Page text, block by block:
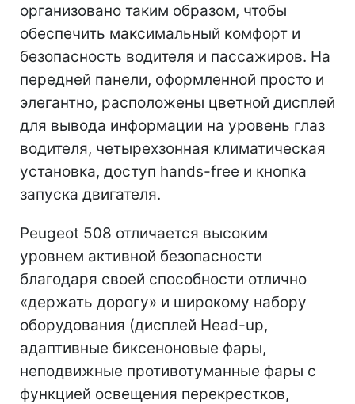
организовано таким образом, чтобы
обеспечить максимальный комфорт и
безопасность водителя и пассажиров. На
передней панели, оформленной просто и
элегантно, расположены цветной дисплей
для вывода информации на уровень глаз
водителя, четырехзонная климатическая
установка, доступ hands-free и кнопка
запуска двигателя.
Peugeot 508 отличается высоким
уровнем активной безопасности
благодаря своей способности отлично
«держать дорогу» и широкому набору
оборудования (дисплей Head-up,
адаптивные биксеноновые фары,
неподвижные противотуманные фары с
функцией освещения перекрестков,